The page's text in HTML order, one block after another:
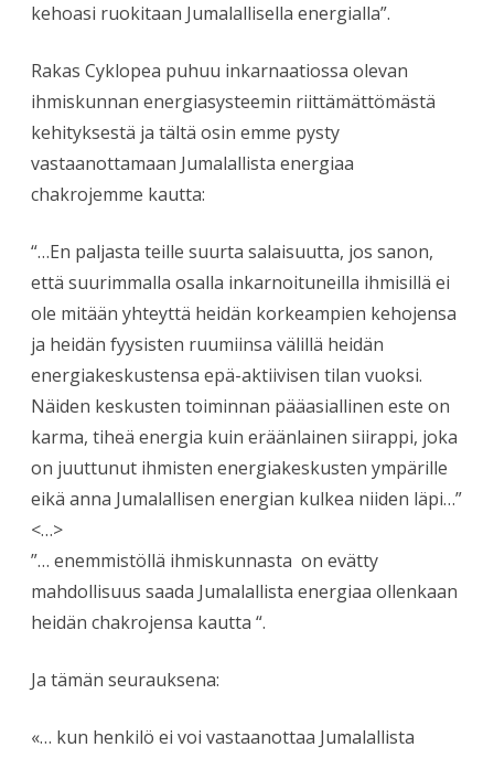
kehoasi ruokitaan Jumalallisella energialla”.
Rakas Cyklopea puhuu inkarnaatiossa olevan
ihmiskunnan energiasysteemin riittämättömästä
kehityksestä ja tältä osin emme pysty
vastaanottamaan Jumalallista energiaa
chakrojemme kautta:
“…En paljasta teille suurta salaisuutta, jos sanon,
että suurimmalla osalla inkarnoituneilla ihmisillä ei
ole mitään yhteyttä heidän korkeampien kehojensa
ja heidän fyysisten ruumiinsa välillä heidän
energiakeskustensa epä-aktiivisen tilan vuoksi.
Näiden keskusten toiminnan pääasiallinen este on
karma, tiheä energia kuin eräänlainen siirappi, joka
on juuttunut ihmisten energiakeskusten ympärille
eikä anna Jumalallisen energian kulkea niiden läpi…”
<…>
”… enemmistöllä ihmiskunnasta on evätty
mahdollisuus saada Jumalallista energiaa ollenkaan
heidän chakrojensa kautta “.
Ja tämän seurauksena:
«… kun henkilö ei voi vastaanottaa Jumalallista